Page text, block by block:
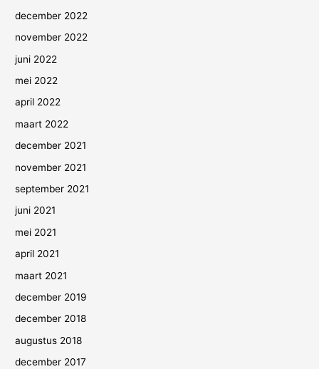
december 2022
november 2022
juni 2022
mei 2022
april 2022
maart 2022
december 2021
november 2021
september 2021
juni 2021
mei 2021
april 2021
maart 2021
december 2019
december 2018
augustus 2018
december 2017